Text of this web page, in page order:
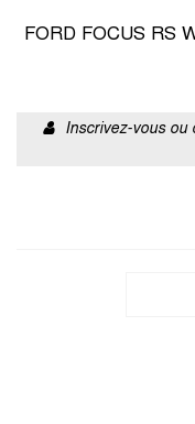
FORD FOCUS RS
Inscrivez-vous ou